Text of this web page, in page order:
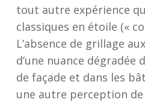
tout autre expérience
classiques en étoile («
L’absence de grillage
d’une nuance dégradée
de façade et dans les
une autre perception